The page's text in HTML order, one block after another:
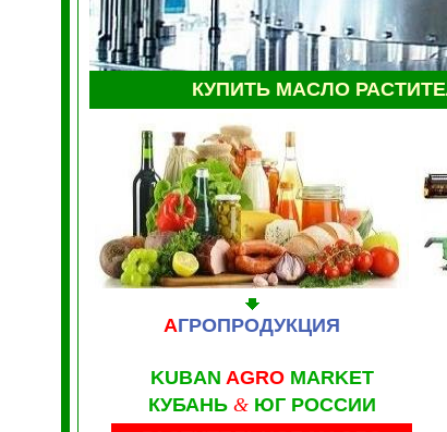
КУПИТЬ МАСЛО
АГРОПРОДУКЦИЯ
KUBAN AGROMARKET
КУБАНЬ & ЮГ РОССИИ